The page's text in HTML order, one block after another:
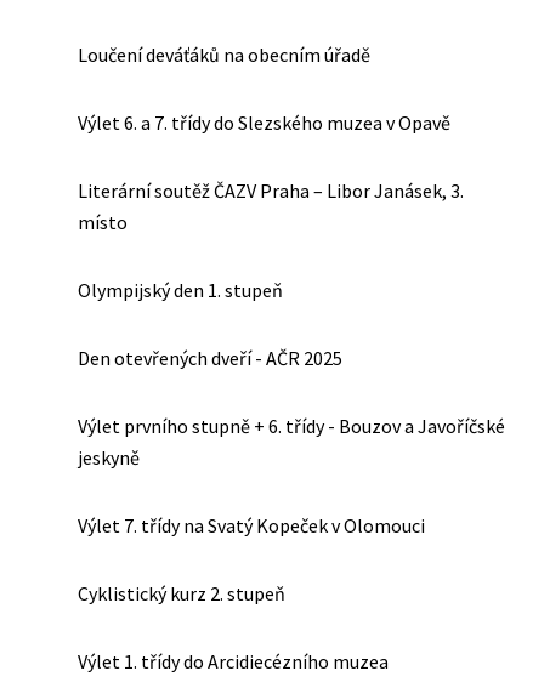
Loučení deváťáků na obecním úřadě
Výlet 6. a 7. třídy do Slezského muzea v Opavě
Literární soutěž ČAZV Praha – Libor Janásek, 3.
místo
Olympijský den 1. stupeň
Den otevřených dveří - AČR 2025
Výlet prvního stupně + 6. třídy - Bouzov a Javoříčské
jeskyně
Výlet 7. třídy na Svatý Kopeček v Olomouci
Cyklistický kurz 2. stupeň
Výlet 1. třídy do Arcidiecézního muzea